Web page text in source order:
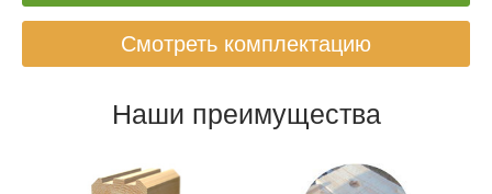
Смотреть комплектацию
Наши преимущества